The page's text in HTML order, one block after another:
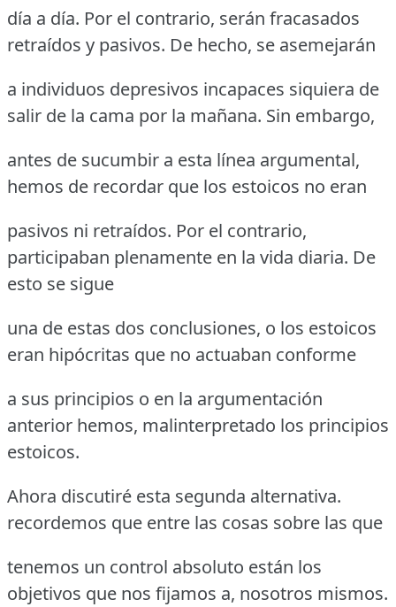
día a día. Por el contrario, serán fracasados
retraídos y pasivos. De hecho, se asemejarán
a individuos depresivos incapaces siquiera de
salir de la cama por la mañana. Sin embargo,
antes de sucumbir a esta línea argumental,
hemos de recordar que los estoicos no eran
pasivos ni retraídos. Por el contrario,
participaban plenamente en la vida diaria. De
esto se sigue
una de estas dos conclusiones, o los estoicos
eran hipócritas que no actuaban conforme
a sus principios o en la argumentación
anterior hemos, malinterpretado los principios
estoicos.
Ahora discutiré esta segunda alternativa.
recordemos que entre las cosas sobre las que
tenemos un control absoluto están los
objetivos que nos fijamos a, nosotros mismos.